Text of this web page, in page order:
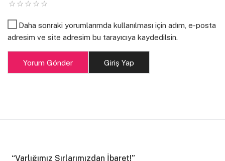
zaten yeterince yormadı mı insanlar.
hızımızı kesmeden devam edelim
Daha sonraki yorumlarımda kullanılması için adım, e-posta
adresim ve site adresim bu tarayıcıya kaydedilsin.
Yorum Gönder Giriş Yap
“Varlığımız Sırlarımızdan İbaret!”